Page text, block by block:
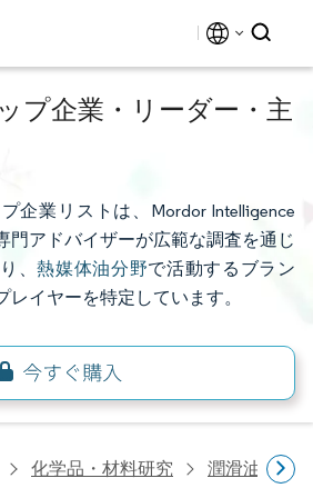
プ企業・リーダー・主
企業リストは、Mordor Intelligence
門アドバイザーが広範な調査を通じ
、熱媒体油分野で活動するブラン
レイヤーを特定しています。
化学品・材料研究 潤滑油・燃